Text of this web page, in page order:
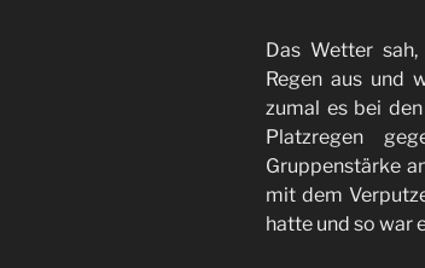
Das Wetter
Regen aus und
zumal es bei
Platzregen
Gruppenstärke
mit dem
hatte und so war